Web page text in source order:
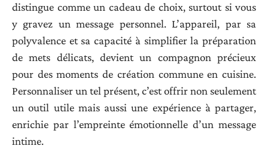
distingue comme un cadeau de choix, surtout si vous
y gravez un message personnel. L’appareil, par sa
polyvalence et sa capacité à simplifier la préparation
de mets délicats, devient un compagnon précieux
pour des moments de création commune en cuisine.
Personnaliser un tel présent, c’est offrir non seulement
un outil utile mais aussi une expérience à partager,
enrichie par l’empreinte émotionnelle d’un message
intime.